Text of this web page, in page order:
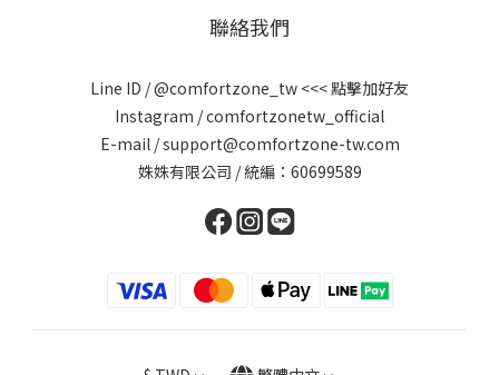
聯絡我們
Line ID /@comfortzone_tw <<< 點擊加好友
Instagram / comfortzonetw_official
E-mail / support@comfortzone-tw.com
姝姝有限公司 / 統編：60699589
舒適圈 Comfort Zone